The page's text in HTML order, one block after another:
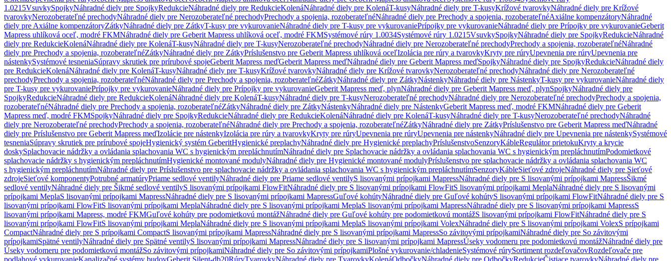
1.0215VsuvkySpojkyNáhradné diely pre SpojkyRedukcieNáhradné diely pre RedukcieKolenáNáhradné diely pre KolenáT-kusyNáhradné diely pre T-kusyKrížové tvarovkyNáhradné diely pre Krížové
tvarovkyNerozoberateľné prechodyNáhradné diely pre Nerozoberateľné prechodyPrechody a spojenia, rozoberateľnéNáhradné diely pre Prechody a spojenia, rozoberateľnéAxiálne kompenzátoryNáhradné
diely pre Axiálne kompenzátoryZátkyNáhradné diely pre ZátkyT-kusy pre vykurovanieNáhradné diely pre T-kusy pre vykurovaniePrípojky pre vykurovanieNáhradné diely pre Prípojky pre vykurovanieGeberit
Mapress uhlíková oceľ, modré FKMNáhradné diely pre Geberit Mapress uhlíková oceľ, modré FKMSystémové rúry 1.0034Systémové rúry 1.0215VsuvkySpojkyNáhradné diely pre SpojkyRedukcieNáhradné
diely pre RedukcieKolenáNáhradné diely pre KolenáT-kusyNáhradné diely pre T-kusyNerozoberateľné prechodyNáhradné diely pre Nerozoberateľné prechodyPrechody a spojenia, rozoberateľnéNáhradné
diely pre Prechody a spojenia, rozoberateľnéZátkyNáhradné diely pre ZátkyPríslušenstvo pre Geberit Mapress uhlíková oceľIzolácia pre rúry a tvarovkyKryty pre rúryUpevnenia pre rúryUpevnenia pre
nástenkySystémové tesneniaSúpravy skrutiek pre prírubové spojeGeberit Mapress meďGeberit Mapress meďNáhradné diely pre Geberit Mapress meďSpojkyNáhradné diely pre SpojkyRedukcieNáhradné diely
pre RedukcieKolenáNáhradné diely pre KolenáT-kusyNáhradné diely pre T-kusyKrížové tvarovkyNáhradné diely pre Krížové tvarovkyNerozoberateľné prechodyNáhradné diely pre Nerozoberateľné
prechodyPrechody a spojenia, rozoberateľnéNáhradné diely pre Prechody a spojenia, rozoberateľnéZátkyNáhradné diely pre ZátkyNástenkyNáhradné diely pre NástenkyT-kusy pre vykurovanieNáhradné diely
pre T-kusy pre vykurovaniePrípojky pre vykurovanieNáhradné diely pre Prípojky pre vykurovanieGeberit Mapress meď, plynNáhradné diely pre Geberit Mapress meď, plynSpojkyNáhradné diely pre
SpojkyRedukcieNáhradné diely pre RedukcieKolenáNáhradné diely pre KolenáT-kusyNáhradné diely pre T-kusyNerozoberateľné prechodyNáhradné diely pre Nerozoberateľné prechodyPrechody a spojenia,
rozoberateľnéNáhradné diely pre Prechody a spojenia, rozoberateľnéZátkyNáhradné diely pre ZátkyNástenkyNáhradné diely pre NástenkyGeberit Mapress meď, modré FKMNáhradné diely pre Geberit
Mapress meď, modré FKMSpojkyNáhradné diely pre SpojkyRedukcieNáhradné diely pre RedukcieKolenáNáhradné diely pre KolenáT-kusyNáhradné diely pre T-kusyNerozoberateľné prechodyNáhradné
diely pre Nerozoberateľné prechodyPrechody a spojenia, rozoberateľnéNáhradné diely pre Prechody a spojenia, rozoberateľnéZátkyNáhradné diely pre ZátkyPríslušenstvo pre Geberit Mapress meďNáhradné
diely pre Príslušenstvo pre Geberit Mapress meďIzolácie pre nástenkyIzolácia pre rúry a tvarovkyKryty pre rúryUpevnenia pre rúryUpevnenia pre nástenkyNáhradné diely pre Upevnenia pre nástenkySystémové
tesneniaSúpravy skrutiek pre prírubové spojeHygienický systém GeberitHygienické preplachyNáhradné diely pre Hygienické preplachyPríslušenstvoSenzoryKábleRegulátor prietokuKryty a krycie
doskySplachovacie nádržky a ovládania splachovania WC s hygienickým prepláchnutímNáhradné diely pre Splachovacie nádržky a ovládania splachovania WC s hygienickým prepláchnutímPodomietkové
splachovacie nádržky s hygienickým prepláchnutímHygienické montované modulyNáhradné diely pre Hygienické montované modulyPríslušenstvo pre splachovacie nádržky a ovládania splachovania WC
s hygienickým prepláchnutímNáhradné diely pre Príslušenstvo pre splachovacie nádržky a ovládania splachovania WC s hygienickým prepláchnutímSenzoryKábleSieťové zdrojeNáhradné diely pre Sieťové
zdrojeSieťové komponentyPotrubné armatúryPriame sedlové ventilyNáhradné diely pre Priame sedlové ventilyS lisovanými prípojkami MapressNáhradné diely pre S lisovanými prípojkami MapressŠikmé
sedlové ventilyNáhradné diely pre Šikmé sedlové ventilyS lisovanými prípojkami FlowFitNáhradné diely pre S lisovanými prípojkami FlowFitS lisovanými prípojkami MeplaNáhradné diely pre S lisovanými
prípojkami MeplaS lisovanými prípojkami MapressNáhradné diely pre S lisovanými prípojkami MapressGuľové kohútyNáhradné diely pre Guľové kohútyS lisovanými prípojkami FlowFitNáhradné diely pre S
lisovanými prípojkami FlowFitS lisovanými prípojkami MeplaNáhradné diely pre S lisovanými prípojkami MeplaS lisovanými prípojkami MapressNáhradné diely pre S lisovanými prípojkami MapressS
lisovanými prípojkami Mapress, modré FKMGuľové kohúty pre podomietkovú montážNáhradné diely pre Guľové kohúty pre podomietkovú montážS lisovanými prípojkami FlowFitNáhradné diely pre S
lisovanými prípojkami FlowFitS lisovanými prípojkami MeplaNáhradné diely pre S lisovanými prípojkami MeplaS lisovanými prípojkami VolexNáhradné diely pre S lisovanými prípojkami VolexS prípojkami
CompactNáhradné diely pre S prípojkami CompactS lisovanými prípojkami MapressNáhradné diely pre S lisovanými prípojkami MapressSo závitovými prípojkamiNáhradné diely pre So závitovými
prípojkamiSpätné ventilyNáhradné diely pre Spätné ventilyS lisovanými prípojkami MapressNáhradné diely pre S lisovanými prípojkami MapressÚseky vodomeru pre podomietkovú montážNáhradné diely pre
Úseky vodomeru pre podomietkovú montážSo závitovými prípojkamiNáhradné diely pre So závitovými prípojkamiPlošné vykurovanie/chladenieSystémové rúrySortiment rozdeľovačovRozdeľovače pre
podlahové vykurovanieKanalizačné systémy budovGeberit Silent-db20RúryTvarovkyNáhradné diely pre TvarovkyKolenáOdbočkyNáhradné diely pre OdbočkyRedukcieČistiace tvarovkyNáhradné diely pre